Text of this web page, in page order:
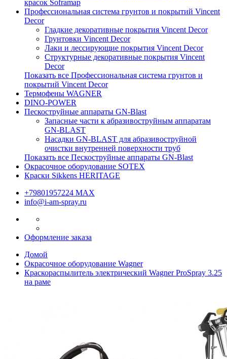
красок Soframap
Профессиональная система грунтов и покрытий Vincent
Decor
Гладкие декоративные покрытия Vincent Decor
Грунтовки Vincent Decor
Лаки и лессирующие покрытия Vincent Decor
Структурные декоративные покрытия Vincent
Decor
Показать все Профессиональная система грунтов и
покрытий Vincent Decor
Термофены WAGNER
DINO-POWER
Пескоструйные аппараты GN-Blast
Запасные части к абразивоструйным аппаратам
GN-BLAST
Насадки GN-BLAST для абразивоструйной
очистки внутренней поверхности труб
Показать все Пескоструйные аппараты GN-Blast
Окрасочное оборудование SOTEX
Краски Sikkens HERITAGE
+79801957224 МАХ
info@i-am-spray.ru
Оформление заказа
Домой
Окрасочное оборудование Wagner
Краскораспылитель электрический Wagner ProSpray 3.25
на раме